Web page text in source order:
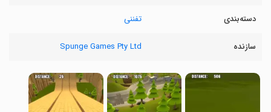
دسته‌بندی تفننی
سازنده Spunge Games Pty Ltd